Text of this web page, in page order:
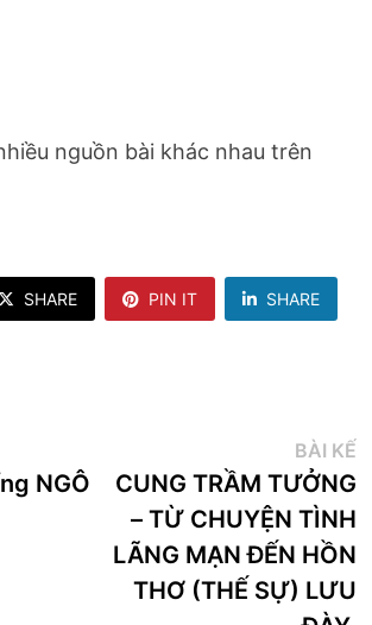
nguồn bài khác nhau trên
SHARE PIN IT SHARE
NGÔ
BÀI KẾ
CUNG TRẦM TƯỞNG
– TỪ CHUYỆN TÌNH
LÃNG MẠN ĐẾN HỒN
THƠ (THẾ SỰ) LƯU